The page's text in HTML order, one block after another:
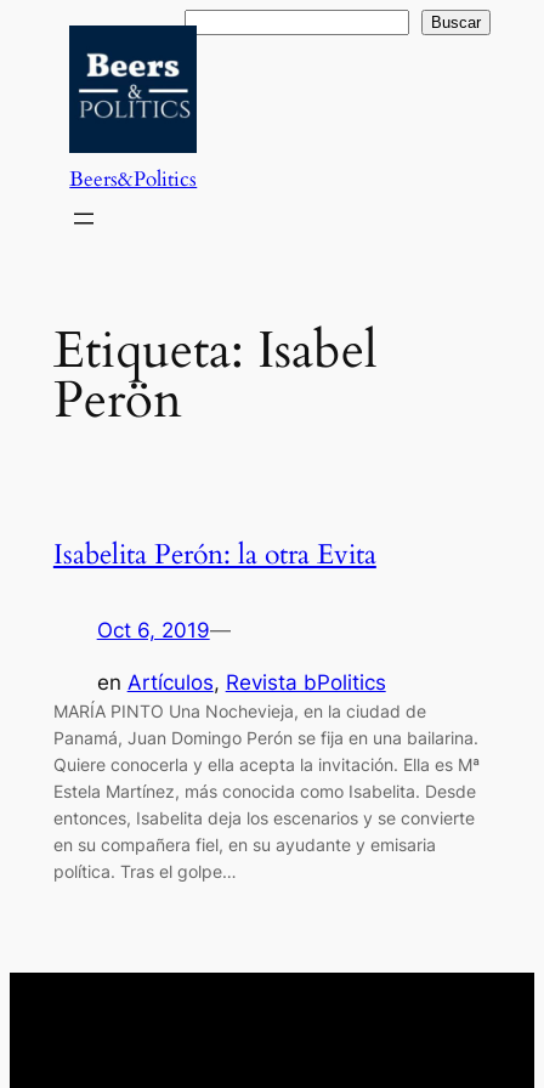
contenido
Buscar Buscar
Beers&Politics
Etiqueta: Isabel
Perön
Isabelita Perón: la otra Evita
Oct 6, 2019—
en Artículos, Revista bPolitics
MARÍA PINTO Una Nochevieja, en la ciudad de
Panamá, Juan Domingo Perón se fija en una bailarina.
Quiere conocerla y ella acepta la invitación. Ella es Mª
Estela Martínez, más conocida como Isabelita. Desde
entonces, Isabelita deja los escenarios y se convierte
en su compañera fiel, en su ayudante y emisaria
política. Tras el golpe…